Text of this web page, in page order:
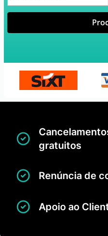
gratuitos
Renúncia de
Apoio ao